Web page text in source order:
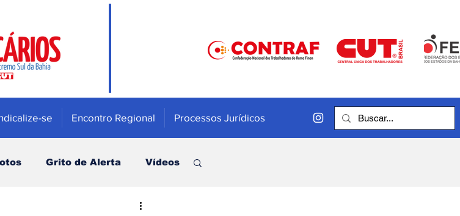
se Encontro Regional Processos Jurídicos
Grito de Alerta Vídeos